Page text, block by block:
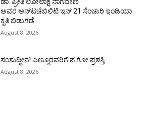
ಡಾ. ಪ್ರೀತಿ ಲೋಲಾಕ್ಷ ನಾಗವೇಣಿ
ಅವರ ಅನ್‌ಟಚೆಬಿಲಿಟಿ ಇನ್ 21 ಸೆಂಚುರಿ ಇಂಡಿಯಾ
ಕೃತಿ ಬಿಡುಗಡೆ
August 8, 2026
ಸಂಶುದ್ಧೀನ್ ಎಣ್ಮೂರವರಿಗೆ ಪ.ಗೋ ಪ್ರಶಸ್ತಿ
August 8, 2026